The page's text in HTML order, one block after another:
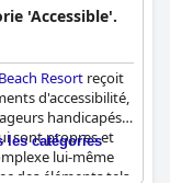
chemins, des
les chambres.
entrées
compris le hall et la
'Accessible'.
Resort reçoit
d'accessibilité,
handicapés.
sont propres et
lui-même
des éléments tels
les catégories